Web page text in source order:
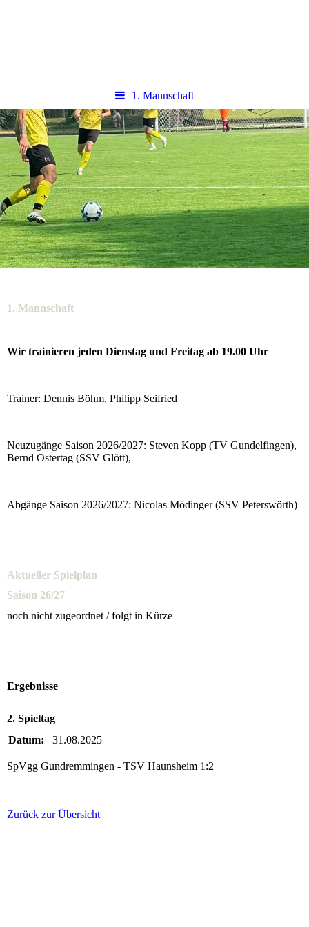
1. Mannschaft
1. Mannschaft
Wir trainieren jeden Dienstag und Freitag ab 19.00 Uhr
Trainer: Dennis Böhm, Philipp Seifried
Neuzugänge Saison 2026/2027: Steven Kopp (TV Gundelfingen),
Bernd Ostertag (SSV Glött),
Abgänge Saison 2026/2027: Nicolas Mödinger (SSV Peterswörth)
Aktueller Spielplan
Saison 26/27
noch nicht zugeordnet / folgt in Kürze
Ergebnisse
2. Spieltag
Datum:
31.08.2025
SpVgg Gundremmingen - TSV Haunsheim 1:2
Zurück zur Übersicht